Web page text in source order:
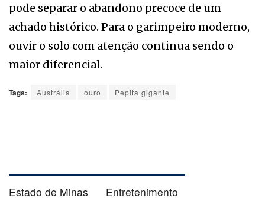
pode separar o abandono precoce de um
achado histórico. Para o garimpeiro moderno,
ouvir o solo com atenção continua sendo o
maior diferencial.
Tags: Austrália ouro Pepita gigante
Estado de Minas Entretenimento